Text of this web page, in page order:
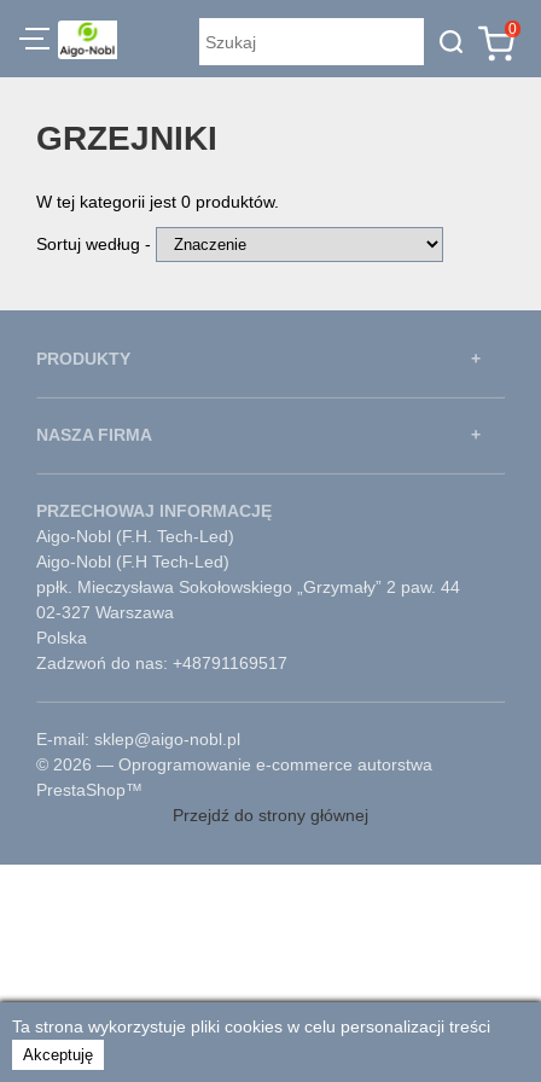
0
GRZEJNIKI
W tej kategorii jest 0 produktów.
Sortuj według -
PRODUKTY
NASZA FIRMA
PRZECHOWAJ INFORMACJĘ
Aigo-Nobl (F.H. Tech-Led)
Aigo-Nobl (F.H Tech-Led)
ppłk. Mieczysława Sokołowskiego „Grzymały” 2 paw. 44
02-327 Warszawa
Polska
Zadzwoń do nas: +48791169517
E-mail: sklep@aigo-nobl.pl
© 2026 — Oprogramowanie e-commerce autorstwa
PrestaShop™
Przejdź do strony głównej
Ta strona wykorzystuje pliki cookies w celu personalizacji treści
Akceptuję